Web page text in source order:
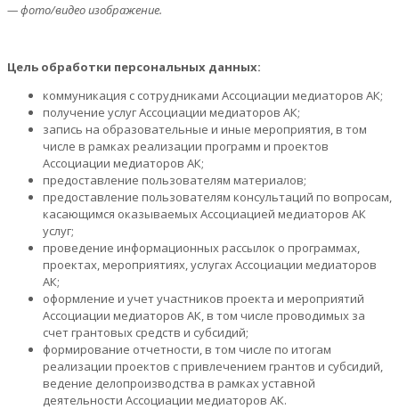
— фото/видео изображение.
Цель обработки персональных данных:
коммуникация с сотрудниками Ассоциации медиаторов АК;
получение услуг Ассоциации медиаторов АК;
запись на образовательные и иные мероприятия, в том
числе в рамках реализации программ и проектов
Ассоциации медиаторов АК;
предоставление пользователям материалов;
предоставление пользователям консультаций по вопросам,
касающимся оказываемых Ассоциацией медиаторов АК
услуг;
проведение информационных рассылок о программах,
проектах, мероприятиях, услугах Ассоциации медиаторов
АК;
оформление и учет участников проекта и мероприятий
Ассоциации медиаторов АК, в том числе проводимых за
счет грантовых средств и субсидий;
формирование отчетности, в том числе по итогам
реализации проектов с привлечением грантов и субсидий,
ведение делопроизводства в рамках уставной
деятельности Ассоциации медиаторов АК.